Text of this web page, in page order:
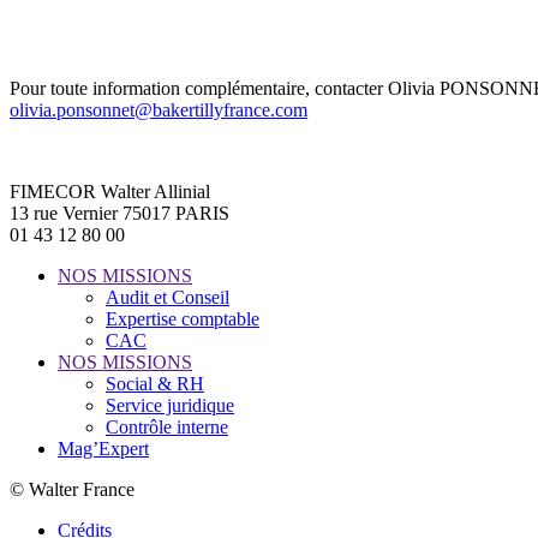
Pour toute information complémentaire, contacter Olivia
olivia.ponsonnet@bakertillyfrance.com
FIMECOR Walter Allinial
13 rue Vernier 75017 PARIS
01 43 12 80 00
NOS MISSIONS
Audit et Conseil
Expertise comptable
CAC
NOS MISSIONS
Social & RH
Service juridique
Contrôle interne
Mag’Expert
© Walter France
Crédits